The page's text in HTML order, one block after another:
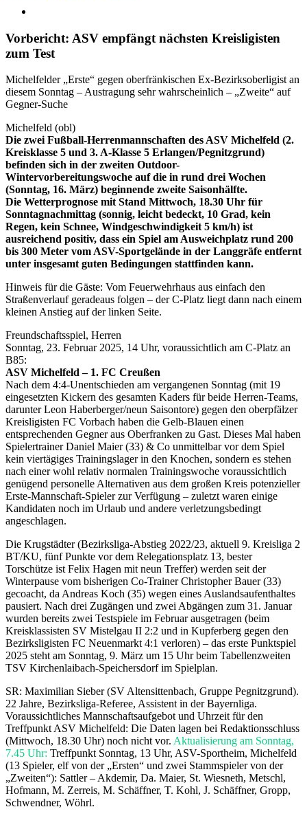
Vorbericht: ASV empfängt nächsten Kreisligisten
zum Test
Michelfelder „Erste“ gegen oberfränkischen Ex-Bezirksoberligist an
diesem Sonntag – Austragung sehr wahrscheinlich – „Zweite“ auf
Gegner-Suche
Michelfeld (obl)
Die zwei Fußball-Herrenmannschaften des ASV Michelfeld (2.
Kreisklasse 5 und 3. A-Klasse 5 Erlangen/Pegnitzgrund)
befinden sich in der zweiten Outdoor-
Wintervorbereitungswoche auf die in rund drei Wochen
(Sonntag, 16. März) beginnende zweite Saisonhälfte.
Die Wetterprognose mit Stand Mittwoch, 18.30 Uhr für
Sonntagnachmittag (sonnig, leicht bedeckt, 10 Grad, kein
Regen, kein Schnee, Windgeschwindigkeit 5 km/h) ist
ausreichend positiv, dass ein Spiel am Ausweichplatz rund 200
bis 300 Meter vom ASV-Sportgelände in der Langgräfe entfernt
unter insgesamt guten Bedingungen stattfinden kann.
Hinweis für die Gäste: Vom Feuerwehrhaus aus einfach den
Straßenverlauf geradeaus folgen – der C-Platz liegt dann nach einem
kleinen Anstieg auf der linken Seite.
Freundschaftsspiel, Herren
Sonntag, 23. Februar 2025, 14 Uhr, voraussichtlich am C-Platz an
B85:
ASV Michelfeld – 1. FC Creußen
Nach dem 4:4-Unentschieden am vergangenen Sonntag (mit 19
eingesetzten Kickern des gesamten Kaders für beide Herren-Teams,
darunter Leon Haberberger/neun Saisontore) gegen den oberpfälzer
Kreisligisten FC Vorbach haben die Gelb-Blauen einen
entsprechenden Gegner aus Oberfranken zu Gast. Dieses Mal haben
Spielertrainer Daniel Maier (33) & Co unmittelbar vor dem Spiel
kein viertägiges Trainingslager in den Knochen, sondern es stehen
nach einer wohl relativ normalen Trainingswoche voraussichtlich
genügend personelle Alternativen aus dem großen Kreis potenzieller
Erste-Mannschaft-Spieler zur Verfügung – zuletzt waren einige
Kandidaten noch im Urlaub und andere verletzungsbedingt
angeschlagen.
Die Krugstädter (Bezirksliga-Abstieg 2022/23, aktuell 9. Kreisliga 2
BT/KU, fünf Punkte vor dem Relegationsplatz 13, bester
Torschütze ist Felix Hagen mit neun Treffer) werden seit der
Winterpause vom bisherigen Co-Trainer Christopher Bauer (33)
gecoacht, da Andreas Koch (35) wegen eines Auslandsaufenthaltes
pausiert. Nach drei Zugängen und zwei Abgängen zum 31. Januar
wurden bereits zwei Testspiele im Februar ausgetragen (beim
Kreisklassisten SV Mistelgau II 2:2 und in Kupferberg gegen den
Bezirksligisten FC Neuenmarkt 4:1 verloren) – das erste Punktspiel
2025 steht am Sonntag, 9. März um 15 Uhr beim Tabellenzweiten
TSV Kirchenlaibach-Speichersdorf im Spielplan.
SR: Maximilian Sieber (SV Altensittenbach, Gruppe Pegnitzgrund).
22 Jahre, Bezirksliga-Referee, Assistent in der Bayernliga.
Voraussichtliches Mannschaftsaufgebot und Uhrzeit für den
Treffpunkt ASV Michelfeld: Die Daten lagen bei Redaktionsschluss
(Mittwoch, 18.30 Uhr) noch nicht vor. Aktualisierung am Sonntag,
7.45 Uhr: Treffpunkt Sonntag, 13 Uhr, ASV-Sportheim, Michelfeld
(13 Spieler, elf von der „Ersten“ und zwei Stammspieler von der
„Zweiten“): Sattler – Akdemir, Da. Maier, St. Wiesneth, Metschl,
Hofmann, M. Zerreis, M. Schäffner, T. Kohl, J. Schäffner, Gropp,
Schwendner, Wöhrl.